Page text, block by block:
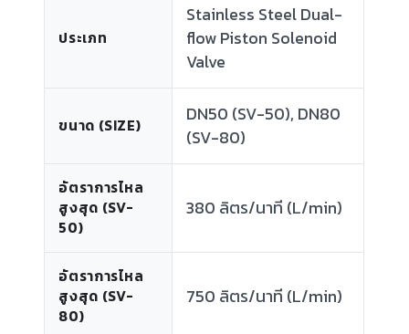
ประเภท
Stainless Steel Dual-
flow Piston Solenoid
Valve
ขนาด (SIZE)
DN50 (SV-50), DN80
(SV-80)
อัตราการไหล
สูงสุด (SV-
50)
380 ลิตร/นาที (L/min)
อัตราการไหล
สูงสุด (SV-
80)
750 ลิตร/นาที (L/min)